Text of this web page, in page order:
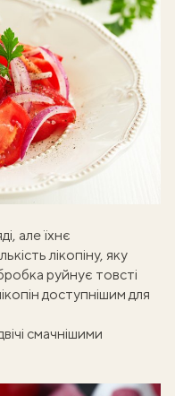
але їхнє
лікопіну, яку
руйнує товсті
доступнішим для
смачнішими